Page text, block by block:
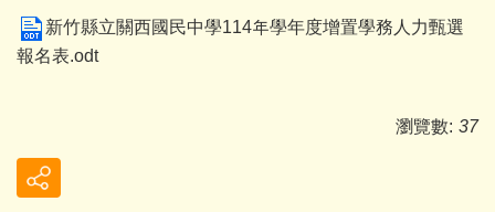
新竹縣立關西國民中學114年學年度增置學務人力甄選
報名表.odt
瀏覽數: 37